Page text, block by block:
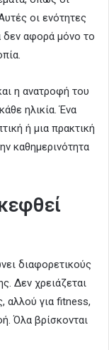
οι ενότητες
δεν αφορά μόνο το
η ανατροφή του
ηλικία. Ένα
ή μια πρακτική
καθημερινότητα
διαφορετικούς
Δεν χρειάζεται
αλλού για fitness,
Όλα βρίσκονται